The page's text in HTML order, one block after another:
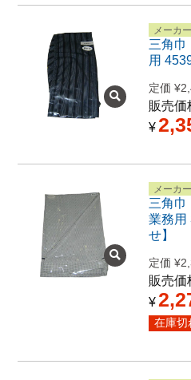
メーカ
三角巾
用
定価 ¥
販売価
¥
メーカ
三角巾
業務用
せ】
定価 ¥
販売価
¥
在庫切